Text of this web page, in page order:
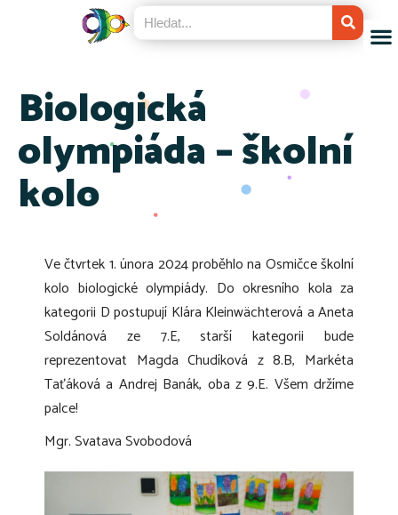
Biologická
olympiáda – školní
kolo
Ve čtvrtek 1. února 2024 proběhlo na Osmičce školní
kolo biologické olympiády. Do okresního kola za
kategorii D postupují Klára Kleinwächterová a Aneta
Soldánová ze 7.E, starší kategorii bude
reprezentovat Magda Chudíková z 8.B, Markéta
Taťáková a Andrej Banák, oba z 9.E. Všem držíme
palce!
Mgr. Svatava Svobodová